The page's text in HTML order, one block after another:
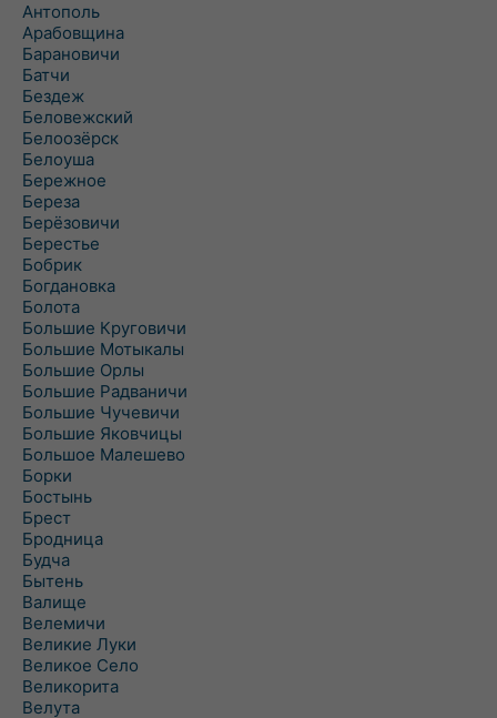
Антополь
Арабовщина
Барановичи
Батчи
Бездеж
Беловежский
Белоозёрск
Белоуша
Бережное
Береза
Берёзовичи
Берестье
Бобрик
Богдановка
Болота
Большие Круговичи
Большие Мотыкалы
Большие Орлы
Большие Радваничи
Большие Чучевичи
Большие Яковчицы
Большое Малешево
Борки
Бостынь
Брест
Бродница
Будча
Бытень
Валище
Велемичи
Великие Луки
Великое Село
Великорита
Велута